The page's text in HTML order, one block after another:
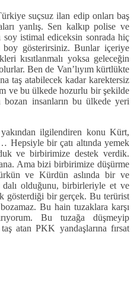
suçsuz ilan edip onları baş
yanlış. Sen kalkıp polise ve
soy istimal ediceksin sonrada hiç
gösterirsiniz. Bunlar içeriye
kısıtlanmalı yoksa geleceğin
Ben de Van’lıyım kürtlükte
taş atabilecek kadar karektersiz
ve bu ülkede hozurlu bir şekilde
insanların bu ülkede yeri
ilgilendiren konu Kürt,
Hepsiyle bir çatı altında yemek
ve birbirimize destek verdik.
Ama bizi birbirimize düşürme
ve Kürdün aslında bir ve
olduğunu, birbirleriyle et ve
gösterdiği bir gerçek. Bu terürist
Bu hain tuzaklara karşı
Bu tuzağa düşmeyip
atan PKK yandaşlarına fırsat